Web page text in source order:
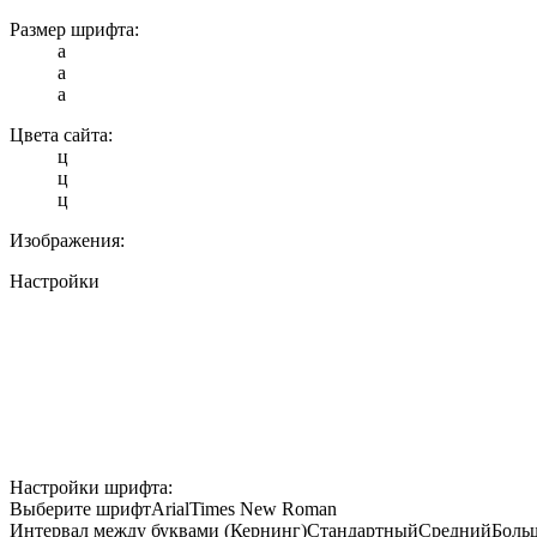
Размер шрифта:
a
a
a
Цвета сайта:
ц
ц
ц
Изображения:
Настройки
Настройки шрифта:
Выберите шрифтArialTimes New Roman
Интервал между буквами (Кернинг)СтандартныйСредний